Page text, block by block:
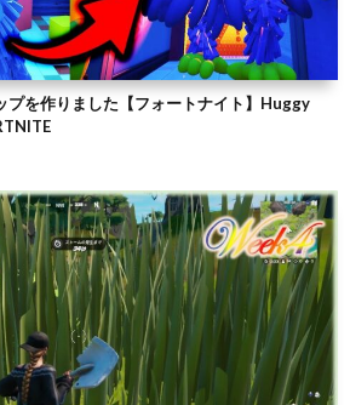
プを作りました【フォートナイト】Huggy